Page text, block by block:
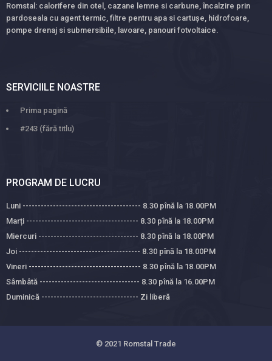
Romstal: calorifere din otel, cazane lemne si carbune, încalzire prin
pardoseala cu agent termic, filtre pentru apa si cartușe, hidrofoare,
pompe drenaj si submersibile, lavoare, panouri fotvoltaice.
SERVICIILE NOASTRE
Prima pagină
#243 (fără titlu)
PROGRAM DE LUCRU
Luni --------------------------------------- 8.30 pînă la 18.00PM
Marți ------------------------------------- 8.30 pînă la 18.00PM
Miercuri --------------------------------- 8.30 pînă la 18.00PM
Joi ---------------------------------------- 8.30 pînă la 18.00PM
Vineri ------------------------------------- 8.30 pînă la 18.00PM
Sâmbâtă --------------------------------- 8.30 pînă la 16.00PM
Duminică -------------------------------- Zi liberă
© 2021 Romstal Trade